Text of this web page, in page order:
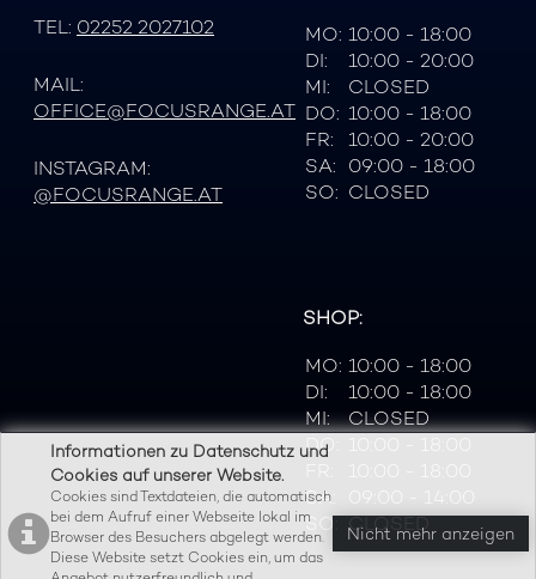
Informationen zu Datenschutz und
Cookies auf unserer Website.
Cookies sind Textdateien, die automatisch
bei dem Aufruf einer Webseite lokal im
Browser des Besuchers abgelegt werden.
Diese Website setzt Cookies ein, um das
Nicht mehr anzeigen
TEL: 02252 2027102
MAIL:
OFFICE@FOCUSRANGE.AT
INSTAGRAM:
@FOCUSRANGE.AT
MO: 10:00 - 18:00
DI:
10:00 - 20:00
MI:
CLOSED
DO: 10:00 - 18:00
FR:
10:00 - 20:00
SA: 09:00 - 18:00
SO: CLOSED
SHOP:
MO: 10:00 - 18:00
DI:
10:00 - 18:00
MI:
CLOSED
DO:
SA:
09:00 - 14:00
SO: CLOSED